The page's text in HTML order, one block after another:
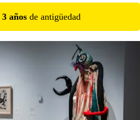
3 años de antigüedad